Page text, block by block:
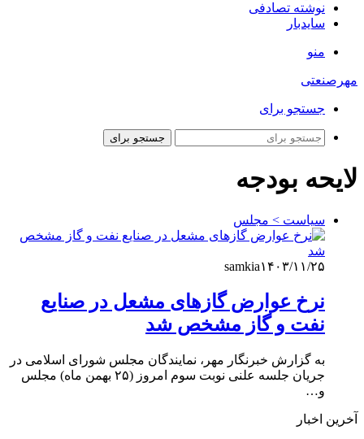
نوشته تصادفی
سایدبار
منو
مهرصنعتی
جستجو برای
جستجو برای
لایحه بودجه
سیاست > مجلس
samkia۱۴۰۳/۱۱/۲۵
نرخ عوارض گازهای مشعل در صنایع
نفت و گاز مشخص شد
به گزارش خبرنگار مهر، نمایندگان مجلس شورای اسلامی در
جریان جلسه علنی نوبت سوم امروز (۲۵ بهمن ماه) مجلس
و…
آخرین اخبار